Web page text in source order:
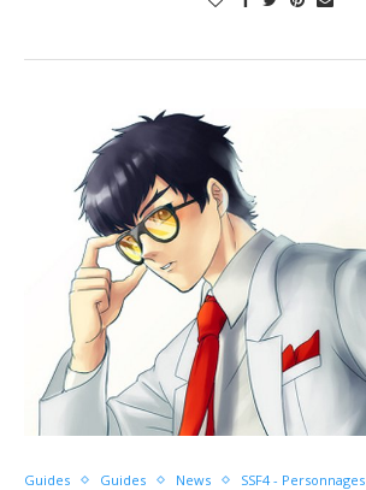
Guides Guides News
SSF4 - Personnages